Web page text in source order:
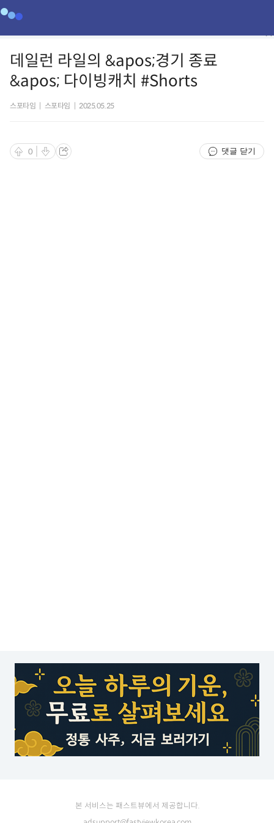
데일런 라일의 &apos;경기 종료
&apos; 다이빙캐치 #Shorts
스포타임 스포타임 2025.05.25
0 댓글 닫기
본 서비스는 패스트뷰에서 제공합니다.